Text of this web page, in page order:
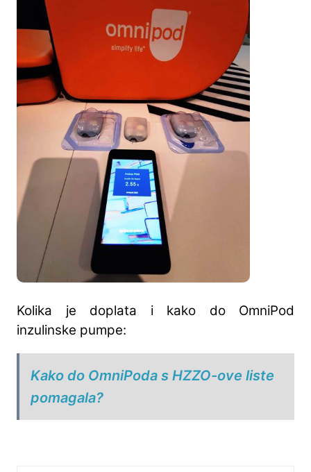
Kolika je doplata i kako do OmniPod
inzulinske pumpe:
Kako do OmniPoda s HZZO-ove liste
pomagala?